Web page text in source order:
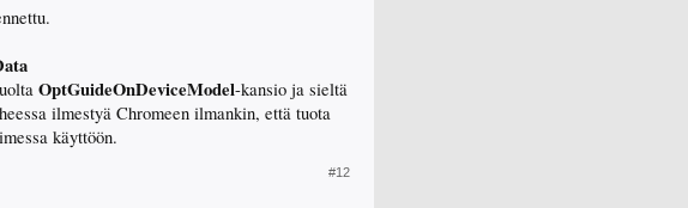
OptGuideOnDeviceModel-kansio ja sieltä
ilmestyä Chromeen ilmankin, että tuota
käyttöön.
#12